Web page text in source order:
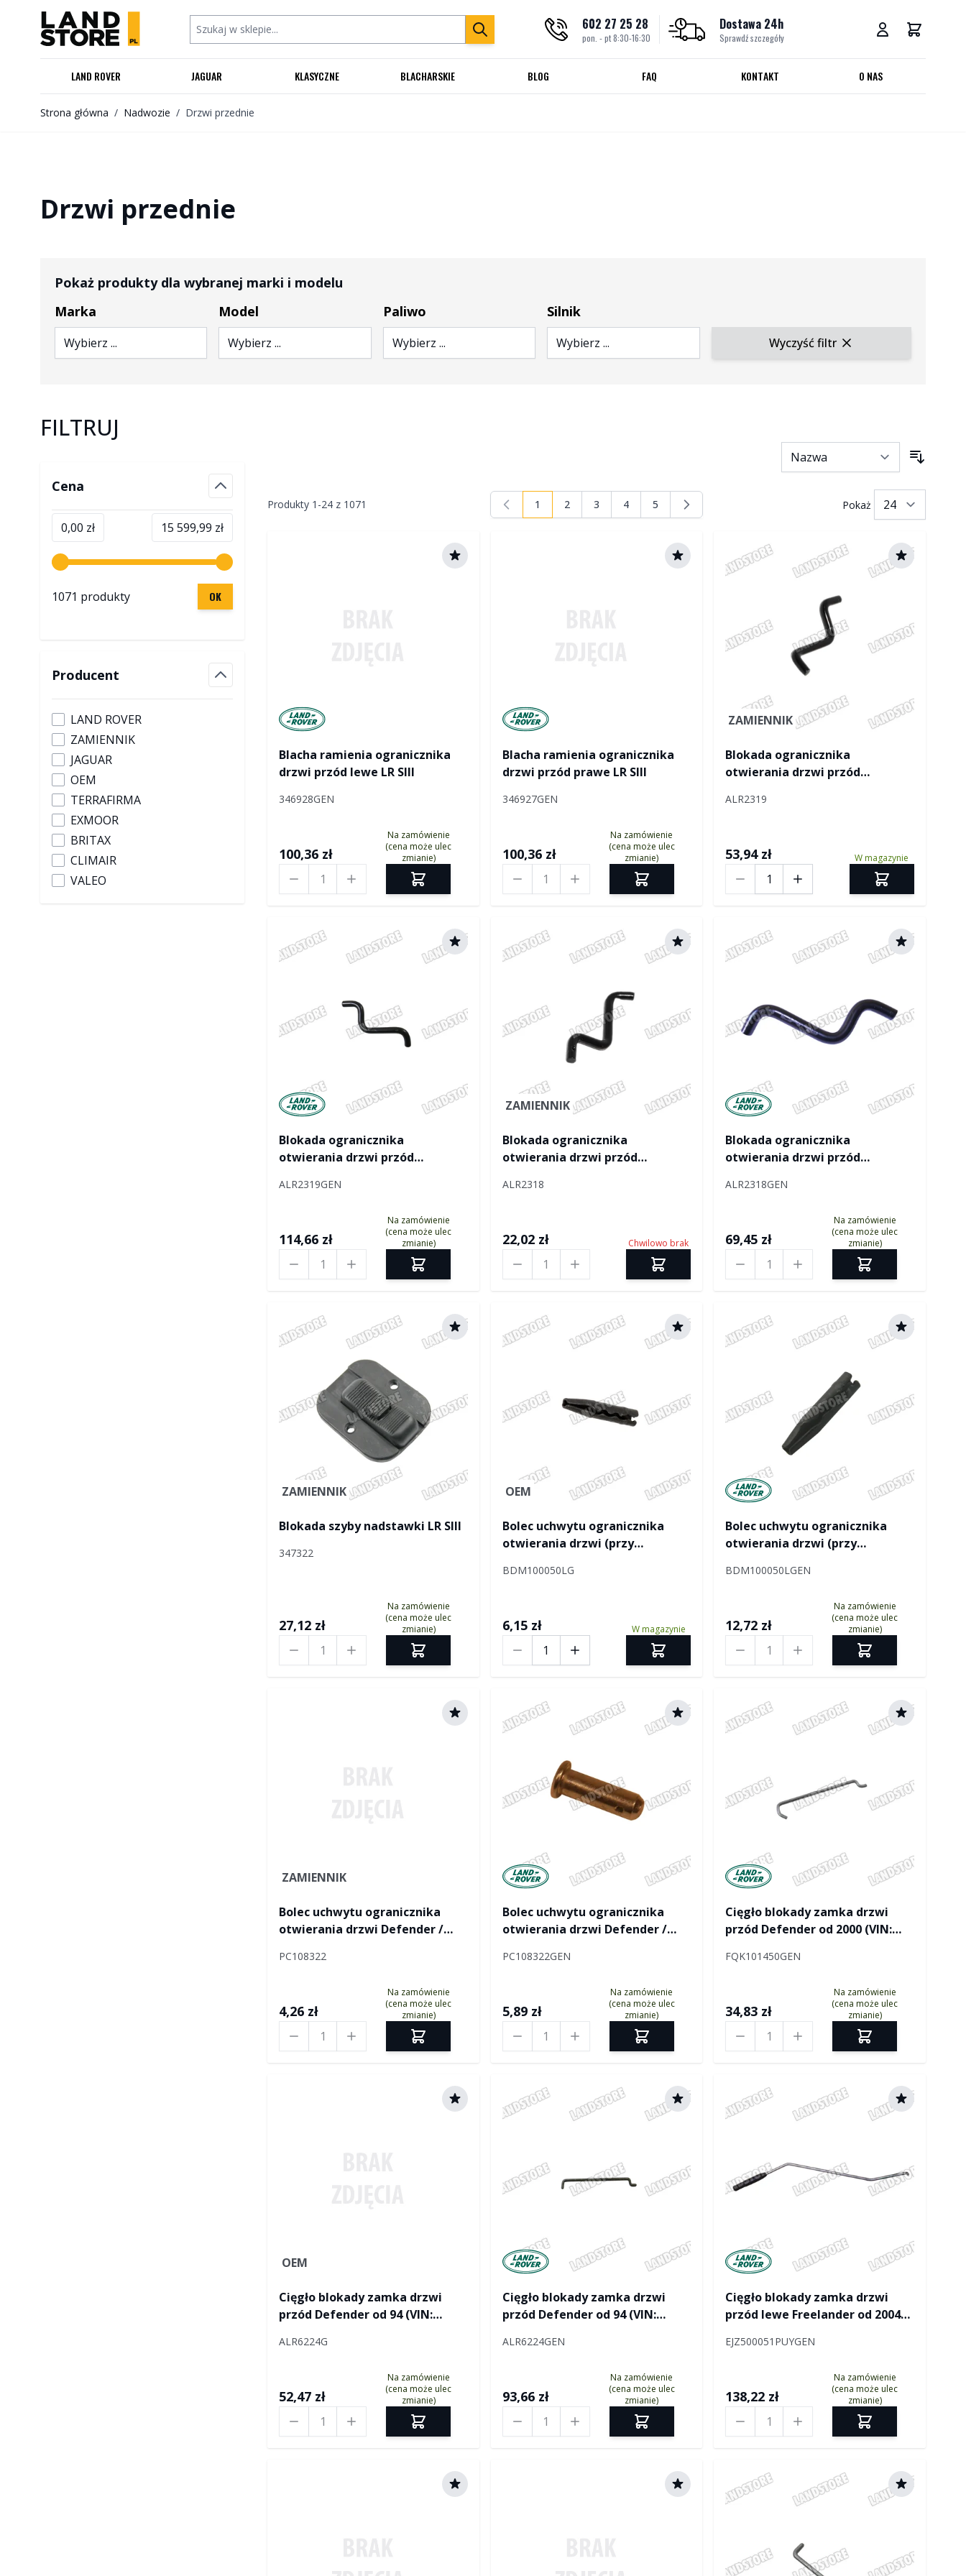
Przejdź do treści
Szukaj w sklepie... 602 27 25 28
pon. - pt 8:30-16:30
Dostawa 24h
Sprawdź szczegóły
LAND ROVER JAGUAR KLASYCZNE BLACHARSKIE BLOG FAQ KONTAKT O NAS
Strona główna / Nadwozie / Drzwi przednie
Drzwi przednie
Pokaż produkty dla wybranej marki i modelu
Marka
Wybierz ...
Model
Wybierz ...
Paliwo
Wybierz ...
Silnik
Wybierz ... Wyczyść filtr
FILTRUJ
Cena
filter
Minimalna wartość
0,00 zł Maksymalna wartość
15 599,99 zł
1071 produkty OK
Producent
filter
LAND ROVER
ZAMIENNIK
JAGUAR
OEM
TERRAFIRMA
EXMOOR
BRITAX
CLIMAIR
VALEO
Produkty 1 -24 z 1071 Aktualnie czytasz stronę
1 Strona
2 Strona
3 Strona
4 Strona
5 Pokaż
Manufactured by Land rover
Blacha ramienia ogranicznika
drzwi przód lewe LR SIII
346928GEN
100,36 zł
Na zamówienie
(cena może ulec
zmianie)
Manufactured by Land rover
Blacha ramienia ogranicznika
drzwi przód prawe LR SIII
346927GEN
100,36 zł
Na zamówienie
(cena może ulec
zmianie)
ZAMIENNIK
Blokada ogranicznika
otwierania drzwi przód
ALR2319
53,94 zł W magazynie
Manufactured by Land rover
Blokada ogranicznika
otwierania drzwi przód
ALR2319GEN
114,66 zł
Na zamówienie
(cena może ulec
zmianie)
ZAMIENNIK
Blokada ogranicznika
otwierania drzwi przód
ALR2318
22,02 zł Chwilowo brak
Manufactured by Land rover
Blokada ogranicznika
otwierania drzwi przód
ALR2318GEN
69,45 zł
Na zamówienie
(cena może ulec
zmianie)
ZAMIENNIK
Blokada szyby nadstawki LR SIII
347322
27,12 zł
Na zamówienie
(cena może ulec
zmianie)
OEM
Bolec uchwytu ogranicznika
otwierania drzwi (przy
Discovery II / RR P38 / Freelander
BDM100050LG
6,15 zł W magazynie
Manufactured by Land rover
Bolec uchwytu ogranicznika
otwierania drzwi (przy
Discovery II / RR P38 / Freelander
BDM100050LGEN
12,72 zł
Na zamówienie
(cena może ulec
zmianie)
ZAMIENNIK
Bolec uchwytu ogranicznika
otwierania drzwi Defender /
PC108322
4,26 zł
Na zamówienie
(cena może ulec
zmianie)
Manufactured by Land rover
Bolec uchwytu ogranicznika
otwierania drzwi Defender /
PC108322GEN
5,89 zł
Na zamówienie
(cena może ulec
zmianie)
Manufactured by Land rover
Cięgło blokady zamka drzwi
przód Defender od 2000 (VIN:
FQK101450GEN
34,83 zł
Na zamówienie
(cena może ulec
zmianie)
OEM
Cięgło blokady zamka drzwi
przód Defender od 94 (VIN:
YA194717)
ALR6224G
52,47 zł
Na zamówienie
(cena może ulec
zmianie)
Manufactured by Land rover
Cięgło blokady zamka drzwi
przód Defender od 94 (VIN:
YA194717)
ALR6224GEN
93,66 zł
Na zamówienie
(cena może ulec
zmianie)
Manufactured by Land rover
Cięgło blokady zamka drzwi
przód lewe Freelander od 2004
EJZ500051PUYGEN
138,22 zł
Na zamówienie
(cena może ulec
zmianie)